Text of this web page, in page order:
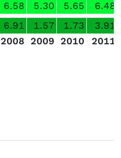
6.58 5.30 5.65
6.48
6.91 1.57 1.73
3.91
2008 2009 2010 2011